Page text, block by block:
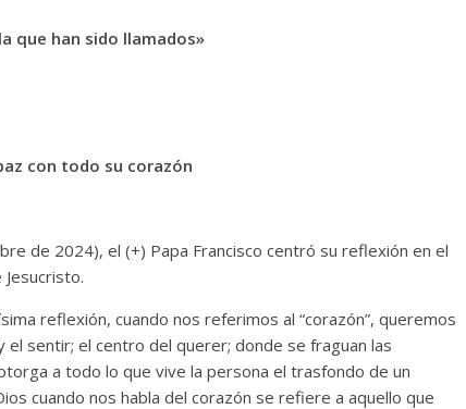
que han sido llamados»
con todo su corazón
de 2024), el (+) Papa Francisco centró su reflexión en el
reflexión, cuando nos referimos al “corazón”, queremos
sentir; el centro del querer; donde se fraguan las
a todo lo que vive la persona el trasfondo de un
cuando nos habla del corazón se refiere a aquello que